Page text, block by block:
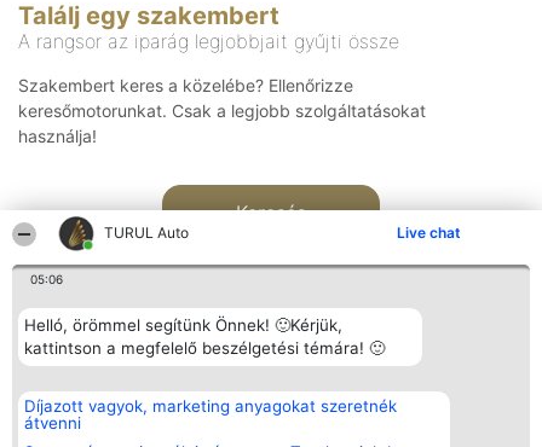
TURUL Auto Live chat
05:06
Helló, örömmel segítünk Önnek! 🙂Kérjük,
kattintson a megfelelő beszélgetési témára! 🙂
Díjazott vagyok, marketing anyagokat szeretnék
átvenni
Találj egy szakembert
A rangsor az iparág legjobbjait gyűjti össze
Szakembert keres a közelébe? Ellenőrizze
keresőmotorunkat. Csak a legjobb szolgáltatásokat
használja!
Keresés
Rangsorszervező
SC Beautiful Company S.R.L.
Bulevardul Aleea Timișul De
Sus Nr. 2, Bl. A30, Sc. A, Et.
Népszavazás
Nyertesek
Elérhetőség
Elérhetőség